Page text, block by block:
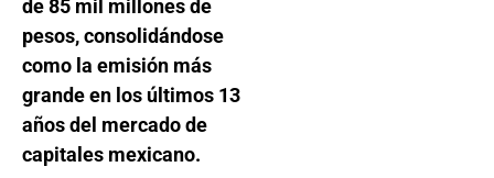
de 85 mil millones de
pesos, consolidándose
como la emisión más
grande en los últimos 13
años del mercado de
capitales mexicano.